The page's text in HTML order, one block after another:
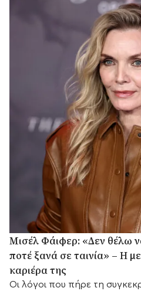
Μισέλ Φάιφερ: «Δεν θέλω
ποτέ ξανά σε ταινία» – Η
καριέρα της
Οι λόγοι που πήρε τη